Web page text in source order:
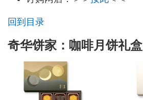
回到目录
奇华饼家：咖啡月饼礼盒